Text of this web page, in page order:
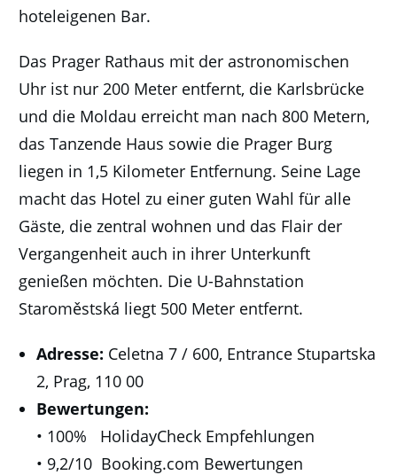
hoteleigenen Bar.
Das Prager Rathaus mit der astronomischen
Uhr ist nur 200 Meter entfernt, die Karlsbrücke
und die Moldau erreicht man nach 800 Metern,
das Tanzende Haus sowie die Prager Burg
liegen in 1,5 Kilometer Entfernung. Seine Lage
macht das Hotel zu einer guten Wahl für alle
Gäste, die zentral wohnen und das Flair der
Vergangenheit auch in ihrer Unterkunft
genießen möchten. Die U-Bahnstation
Staroměstská liegt 500 Meter entfernt.
Adresse: Celetna 7 / 600, Entrance Stupartska
2, Prag, 110 00
Bewertungen:
• 100% HolidayCheck Empfehlungen
• 9,2/10 Booking.com Bewertungen